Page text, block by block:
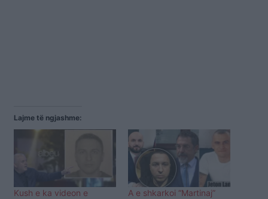
Lajme të ngjashme:
Kush e ka videon e
A e shkarkoi “Martinaj”